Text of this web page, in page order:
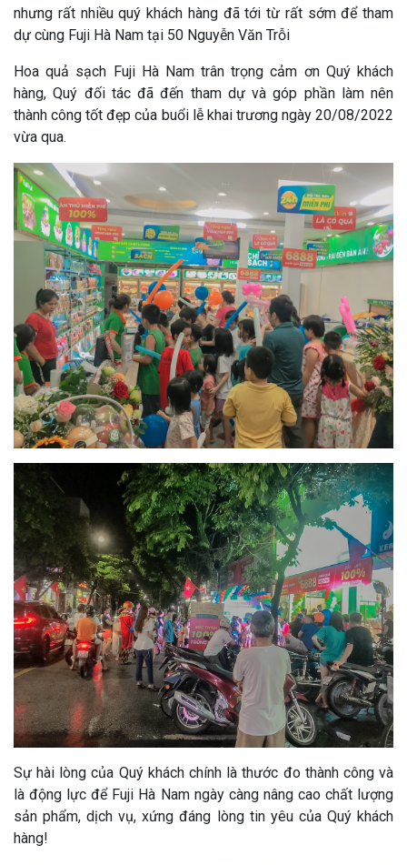
nhưng rất nhiều quý khách hàng đã tới từ rất sớm để tham
dự cùng Fuji Hà Nam tại 50 Nguyễn Văn Trỗi
Hoa quả sạch Fuji Hà Nam trân trọng cảm ơn Quý khách
hàng, Quý đối tác đã đến tham dự và góp phần làm nên
thành công tốt đẹp của buổi lễ khai trương ngày 20/08/2022
vừa qua.
Sự hài lòng của Quý khách chính là thước đo thành công và
là động lực để Fuji Hà Nam ngày càng nâng cao chất lượng
sản phẩm, dịch vụ, xứng đáng lòng tin yêu của Quý khách
hàng!